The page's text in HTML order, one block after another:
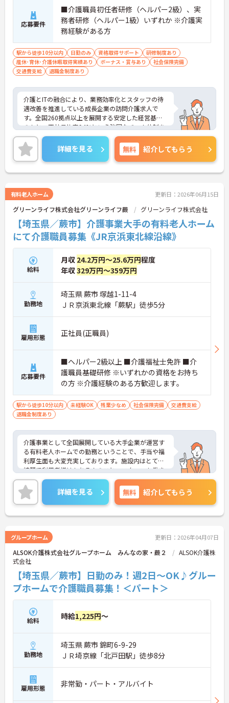
応募要件
■介護職員初任者研修（ヘルパー2級）、実
務者研修（ヘルパー1級）いずれか ※介護実
務経験がある方
駅から徒歩10分以内 日勤のみ 資格取得サポート
研修制度あり
産休･育休･介護休暇取得実績あり
ボーナス・賞与あり
社会保険完備
交通費支給
退職金制度あり
介護とITの融合により、業務効率化とスタッフの待
遇改善を推進している成長企業の訪問介護求人で
す。全国260拠点以上を展開する安定した経営基盤
のもと、正社員比率94%という強固なチーム体制を
構築しています。資格手当や年2回の評価面談など、
専門資格と成果が収入に直結する仕組みが整ってい
ます。夜勤なしの完全週休2日制（曜日固定）を採用
し、日々の記録業務はスマートフォンで完結するた
め、施設勤務特有の不規則なシフトや煩雑な事務作
談で不安を解消できるフォロー体制もあり、介護福
祉士の資格取得やサ責や管理者への着実なキャリア
アップを目指す有資格者の方に推奨できる環境で
す。
★おすすめPOINT★
【夜勤なし・曜日固定の休日で、身体への負担を抑
えた働き方が実現できます】
・8:00～19:00の間での実働8時間勤務で夜勤が存在
しないため、生活リズムを整えながら健康的に働き
続けることができます
・完全週休2日制（曜日固定）を採用していること
により、先々の予定が立てやすくプライベートの時
間をしっかりと確保できる環境です
【専門資格を活かした収入アップと明確なキャリア
形成が期待できます】
・資格手当が支給されるほか、年2回の評価面談で
個人の頑張りが給与に還元される仕組みが整ってい
ます
・サービス提供責任者や管理者へのキャリアアップ
【IT化と手厚いフォロー体制により、業務のストレ
スを軽減できます】
・記録票の提出やシフト確認をすべてスマートフォ
ンで行えるため、手書きの書類作成や事業所への移
動の手間が省けケア業務に集中できます
・定期的な面談を通じて上司がフォローする体制が
あり、訪問介護でありながら孤立することなくチー
ムの支援を受けながら業務に取り組めます
詳細を見る 無料 紹介してもらう
有料老人ホーム 更新日：2026年06月15日
グリーンライフ株式会社グリーンライフ蕨 グリーンライフ株式会社
【埼玉県／蕨市】介護事業大手の有料老人ホーム
にて介護職員募集《JR京浜東北線沿線》
給料
月収 24.2万円～25.6万円程度
年収329万円～359万円
勤務地
埼玉県 蕨市 塚越1-11-4
ＪＲ京浜東北線「蕨駅」徒歩5分
雇用形態 正社員(正職員)
応募要件
■ヘルパー2級以上 ■介護福祉士免許 ■介
護職員基礎研修 ※いずれかの資格をお持ち
の方 ※介護経験のある方歓迎します。
駅から徒歩10分以内 未経験OK 残業少なめ 社会保険完備
交通費支給
退職金制度あり
介護事業として全国展開している大手企業が運営す
る有料老人ホームでの勤務ということで、手当や福
利厚生面も大変充実しております。施設内はとても
綺麗で利用者様はもちろんのこと、スタッフも働き
やすい職場環境です。スタッフ間の連携の良さが利
用者様への真心込めたサービスに繋がっており、未
経験の方でも安心して働いて頂けます。ご興味のあ
る方はお気軽にお問い合わせ下さいませ。
詳細を見る 無料 紹介してもらう
グループホーム 更新日：2026年04月07日
ALSOK介護株式会社グループホーム みんなの家・蕨２
ALSOK介護株
式会社
【埼玉県／蕨市】日勤のみ！週2日～OK♪グルー
プホームで介護職員募集！＜パート＞
給料 時給1,225円～
勤務地
埼玉県 蕨市 錦町6-9-29
ＪＲ埼京線「北戸田駅」徒歩8分
雇用形態 非常勤・パート・アルバイト